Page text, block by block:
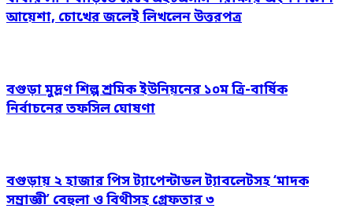
আয়েশা, চোখের জলেই লিখলেন উত্তরপত্র
বগুড়া মুদ্রণ শিল্প শ্রমিক ইউনিয়নের ১০ম ত্রি-বার্ষিক
নির্বাচনের তফসিল ঘোষণা
বগুড়ায় ২ হাজার পিস ট্যাপেন্টাডল ট্যাবলেটসহ ‘মাদক
সম্রাজ্ঞী’ বেহুলা ও বিথীসহ গ্রেফতার ৩